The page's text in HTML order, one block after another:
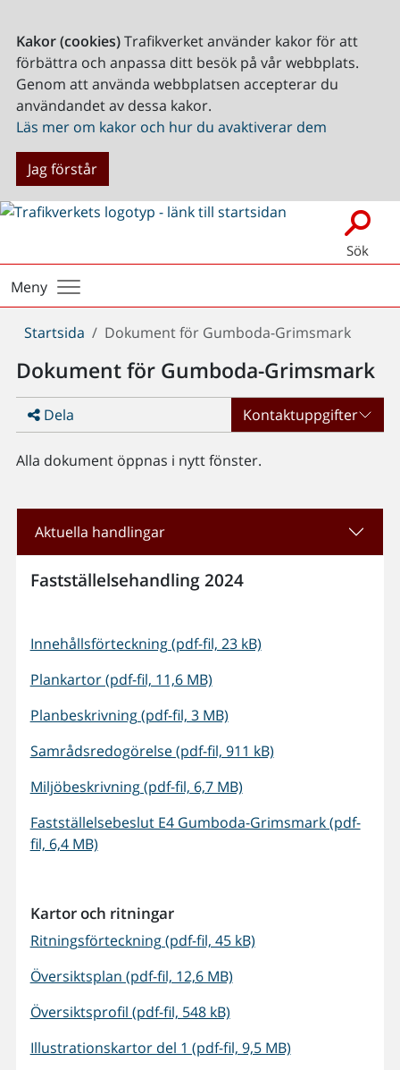
Kakor (cookies)Trafikverket använder kakor för att
förbättra och anpassa ditt besök på vår webbplats.
Genom att använda webbplatsen accepterar du
användandet av dessa kakor.
Läs mer om kakor och hur du avaktiverar dem
Jag förstår
Sök
Meny
Du
här:
Startsida Dokument för Gumboda-Grimsmark
Dokument för Gumboda-Grimsmark
Dela Kontaktuppgifter
Alla dokument öppnas i nytt fönster.
Aktuella handlingar
Fastställelsehandling 2024
Innehållsförteckning (pdf-fil, 23 kB)
Plankartor (pdf-fil, 11,6 MB)
Planbeskrivning (pdf-fil, 3 MB)
Samrådsredogörelse (pdf-fil, 911 kB)
Miljöbeskrivning (pdf-fil, 6,7 MB)
Fastställelsebeslut E4 Gumboda-Grimsmark (pdf-
fil, 6,4 MB)
Kartor och ritningar
Ritningsförteckning (pdf-fil, 45 kB)
Översiktsplan (pdf-fil, 12,6 MB)
Översiktsprofil (pdf-fil, 548 kB)
Illustrationskartor del 1 (pdf-fil, 9,5 MB)